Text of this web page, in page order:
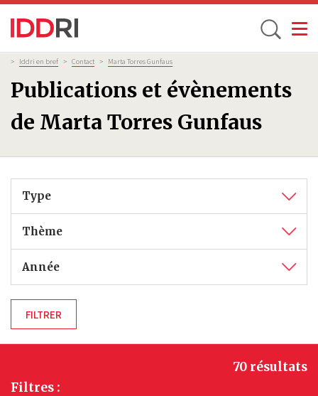
Aller
au
contenu
principal
Toggle
Publications et évènements
de Marta Torres Gunfaus
Fil
d'Ariane
> Iddri en bref > Contact > Marta Torres Gunfaus
Type
Thème
Année
Filtres :
70 résultats